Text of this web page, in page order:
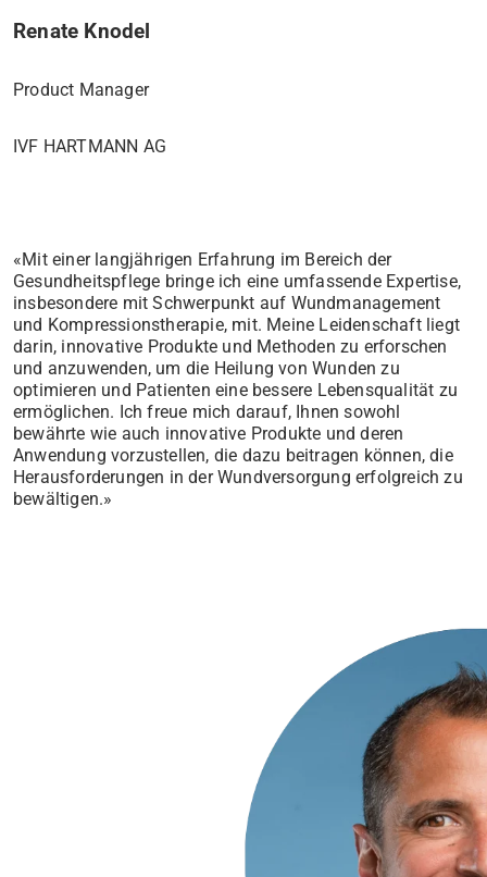
Renate Knodel
Product Manager
IVF HARTMANN AG
«Mit einer langjährigen Erfahrung im Bereich der
Gesundheitspflege bringe ich eine umfassende Expertise,
insbesondere mit Schwerpunkt auf Wundmanagement
und Kompressionstherapie, mit. Meine Leidenschaft liegt
darin, innovative Produkte und Methoden zu erforschen
und anzuwenden, um die Heilung von Wunden zu
optimieren und Patienten eine bessere Lebensqualität zu
ermöglichen. Ich freue mich darauf, Ihnen sowohl
bewährte wie auch innovative Produkte und deren
Anwendung vorzustellen, die dazu beitragen können, die
Herausforderungen in der Wundversorgung erfolgreich zu
bewältigen.»